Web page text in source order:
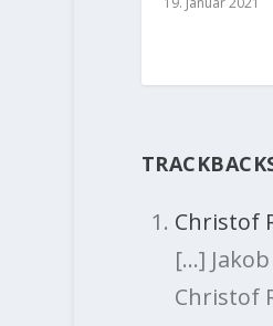
Christof
[…]
Christof